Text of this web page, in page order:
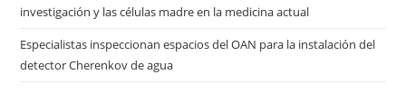
investigación y las células madre en la medicina actual
Especialistas inspeccionan espacios del OAN para la instalación del
detector Cherenkov de agua